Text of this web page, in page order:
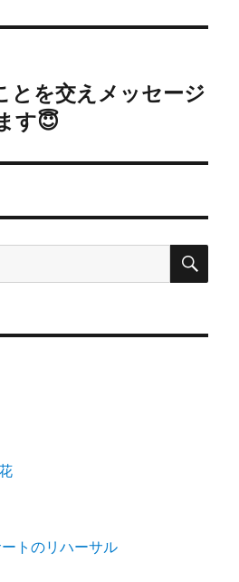
とを交えメッセージ
す😇
検
トのリハーサル